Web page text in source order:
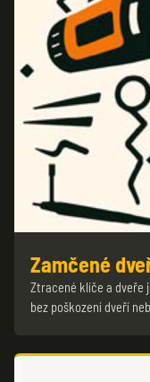
Zamčené
Ztracené klíče a dveře
bez poškození dveří